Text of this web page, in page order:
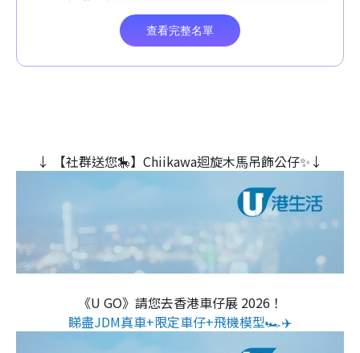
↓ 【社群送您🎠】Chiikawa迴旋木⾺吊飾公仔✨↓
《U GO》請您去香港車仔展 2026！
睇盡JDM真車+限定車仔+飛機模型🏎️✈️